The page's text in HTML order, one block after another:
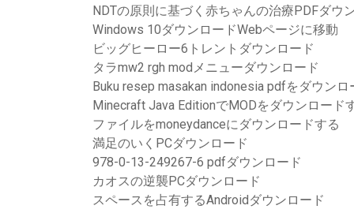
NDTの原則に基づく赤ちゃんの治療PDFダウ
Windows 10ダウンロードWebページに移動
ビッグヒーロー6トレントダウンロード
タラmw2 rgh modメニューダウンロード
Buku resep masakan indonesia pdfをダウンロ
Minecraft Java EditionでMODをダウンロード
ファイルをmoneydanceにダウンロードする
満足のいくPCダウンロード
978-0-13-249267-6 pdfダウンロード
カオスの逆襲PCダウンロード
スペースを占有するAndroidダウンロード